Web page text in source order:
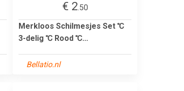
€ 2.50
Merkloos Schilmesjes Set ℃
3-delig ℃ Rood ℃...
Bellatio.nl